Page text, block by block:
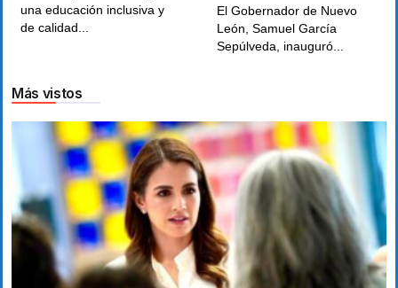
una educación inclusiva y
de calidad...
El Gobernador de Nuevo
León, Samuel García
Sepúlveda, inauguró...
Más vistos